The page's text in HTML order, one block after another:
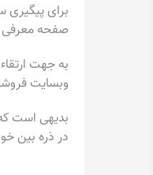
برای پیگیری
صفحه معرفی
به جهت
وبسایت
بدیهی است
در ذره بین